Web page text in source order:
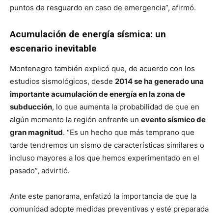
puntos de resguardo en caso de emergencia”, afirmó.
Acumulación de energía sísmica: un
escenario inevitable
Montenegro también explicó que, de acuerdo con los
estudios sismológicos, desde 2014 se ha generado una
importante acumulación de energía en la zona de
subducción, lo que aumenta la probabilidad de que en
algún momento la región enfrente un evento sísmico de
gran magnitud. “Es un hecho que más temprano que
tarde tendremos un sismo de características similares o
incluso mayores a los que hemos experimentado en el
pasado”, advirtió.
Ante este panorama, enfatizó la importancia de que la
comunidad adopte medidas preventivas y esté preparada